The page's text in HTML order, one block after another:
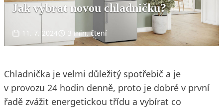
Jak vybrat novou chladničku?
11. 7. 2024 3 min. čtení
Chladnička je velmi důležitý spotřebič a je
v provozu 24 hodin denně, proto je dobré v první
řadě zvážit energetickou třídu a vybírat co